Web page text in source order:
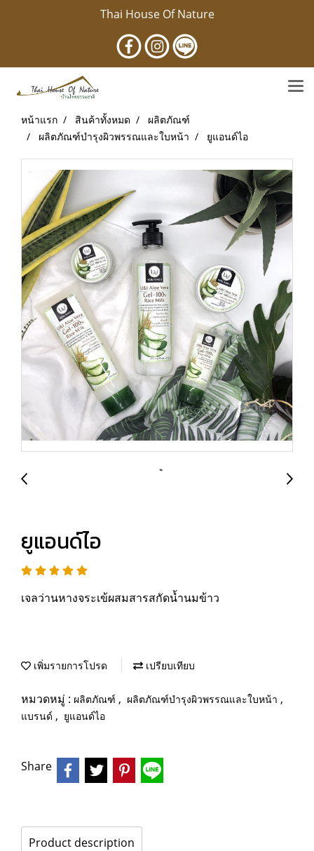
Thai House Of Nature
หน้าแรก สินค้าทั้งหมด
ผลิตภัณฑ์
ผลิตภัณฑ์บำรุงผิวพรรณและใบหน้า
ยูแอนด์ไอ
ยูแอนด์ไอ
เจลว่านหางจระเข้ผสมสารสกัดน้ำนมข้าว
เพิ่มรายการโปรด เปรียบเทียบ
หมวดหมู่ : ผลิตภัณฑ์ , ผลิตภัณฑ์บำรุงผิวพรรณและใบหน้า ,
แบรนด์ , ยูแอนด์ไอ
Share
Product description